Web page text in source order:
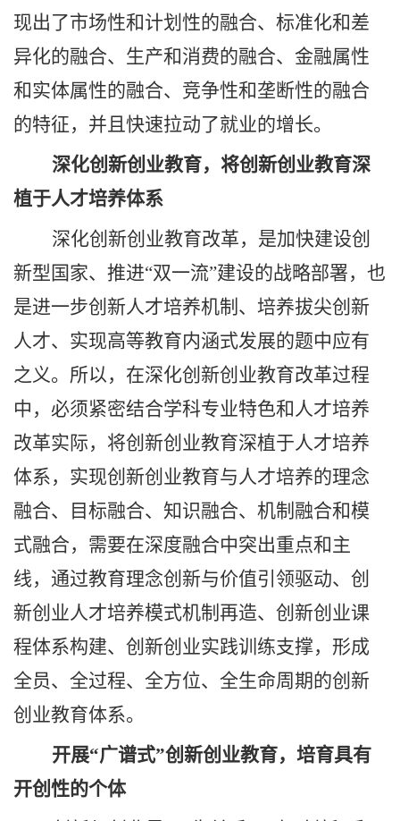
现出了市场性和计划性的融合、标准化和差
异化的融合、生产和消费的融合、金融属性
和实体属性的融合、竞争性和垄断性的融合
的特征，并且快速拉动了就业的增长。
深化创新创业教育，将创新创业教育深
植于人才培养体系
深化创新创业教育改革，是加快建设创
新型国家、推进“双一流”建设的战略部署，也
是进一步创新人才培养机制、培养拔尖创新
人才、实现高等教育内涵式发展的题中应有
之义。所以，在深化创新创业教育改革过程
中，必须紧密结合学科专业特色和人才培养
改革实际，将创新创业教育深植于人才培养
体系，实现创新创业教育与人才培养的理念
融合、目标融合、知识融合、机制融合和模
式融合，需要在深度融合中突出重点和主
线，通过教育理念创新与价值引领驱动、创
新创业人才培养模式机制再造、创新创业课
程体系构建、创新创业实践训练支撑，形成
全员、全过程、全方位、全生命周期的创新
创业教育体系。
开展“广谱式”创新创业教育，培育具有
开创性的个体